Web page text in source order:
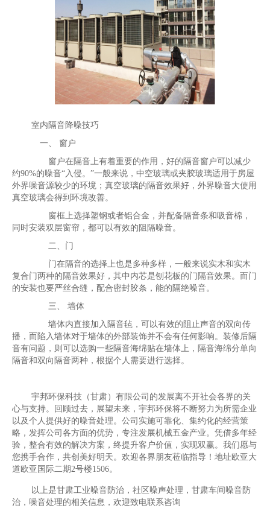
室内隔音降噪技巧
一、 窗户
窗户在隔音上有着重要的作用，好的隔音窗户可以减少
约90%的噪音“入侵。”一般来说，中空玻璃或夹胶玻璃适用于房屋
外界噪音源较少的环境；真空玻璃的隔音效果好，外界噪音大使用
真空玻璃会得到环境改善。
窗框上选择塑钢或者铝合金，并配备隔音条和吸音棉，
同时安装双层窗帘，都可以有效的阻隔噪音。
二、门
门在隔音的选择上也是多种多样，一般来说实木和实木
复合门两种的隔音效果好，其中内芯是刨花板的门隔音效果。而门
的安装也要严丝合缝，配合密封胶条，能的隔绝噪音。
三、 墙体
墙体内直接加入隔音毡，可以有效的阻止声音的双向传
播，而陷入墙体对于墙体的外部装饰并不会有任何影响。装修后隔
音有问题，则可以选购一些隔音海绵贴在墙体上，隔音海绵分单向
隔音和双向隔音两种，根据个人需要进行选择。
宇邦环保科技（甘肃）有限公司的发展离不开社会各界的关
心与支持。回顾过去，展望未来，宇邦环保将不断努力为所需企业
以及个人提供好的噪音处理。公司实施可靠化、集约化的经营策
略，发挥公司各方面的优势，专注发展机械五金产业。凭借多年经
验，整合有效的解决方案，终提升客户价值，实现双赢。我们愿与
您携手合作，共创美好明天。欢迎各界朋友莅临指导！地址欧亚大
道欧亚国际二期2号楼1506。
以上是甘肃工业噪音防治，社区噪声处理，甘肃车间噪音防
治，噪音处理的相关信息，欢迎致电联系咨询